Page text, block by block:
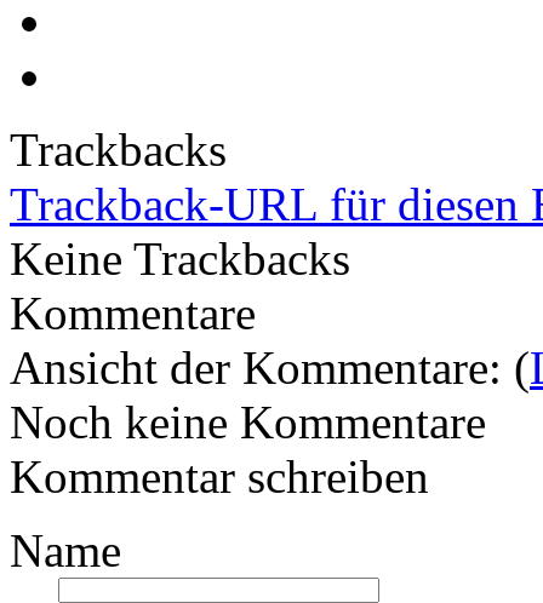
Trackbacks
Trackback-URL für diesen
Keine Trackbacks
Kommentare
Ansicht der Kommentare: (
Noch keine Kommentare
Kommentar schreiben
Name